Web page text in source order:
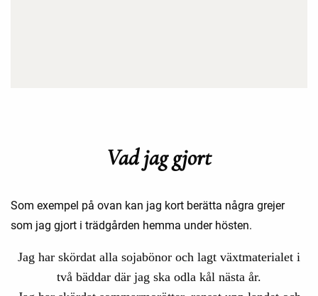
Vad jag gjort
Som exempel på ovan kan jag kort berätta några grejer
som jag gjort i trädgården hemma under hösten.
Jag har skördat alla sojabönor och lagt växtmaterialet i
två bäddar där jag ska odla kål nästa år.